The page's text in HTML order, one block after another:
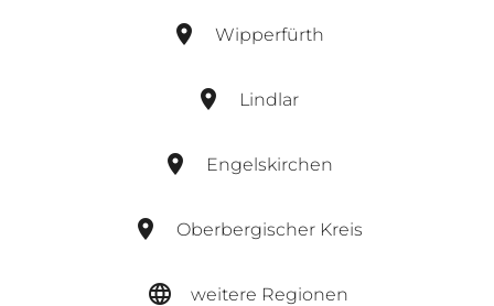
Wipperfürth
Lindlar
Engelskirchen
Oberbergischer Kreis
weitere Regionen